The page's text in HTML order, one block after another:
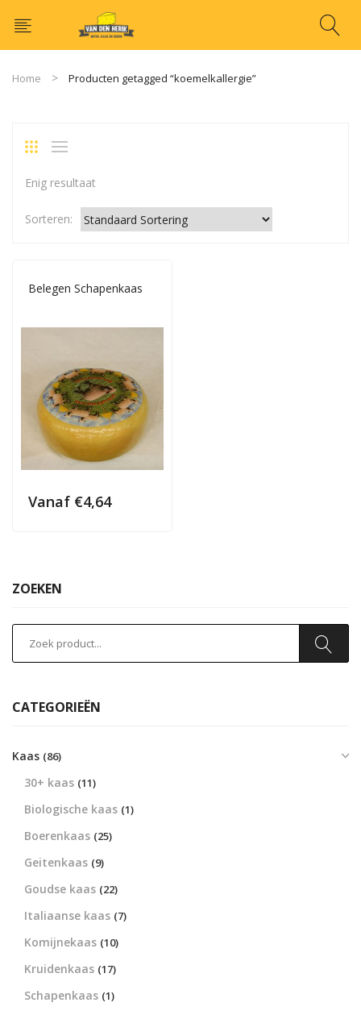
Home Producten getagged “koemelkallergie”
Enig resultaat
Sorteren:
Belegen Schapenkaas
Vanaf €4,64
ZOEKEN
CATEGORIEËN
Kaas (86)
30+ kaas (11)
Biologische kaas (1)
Boerenkaas (25)
Geitenkaas (9)
Goudse kaas (22)
Italiaanse kaas (7)
Komijnekaas (10)
Kruidenkaas (17)
Schapenkaas (1)